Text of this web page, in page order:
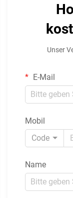
Unser
E-Mail
Mobil
Code
Name